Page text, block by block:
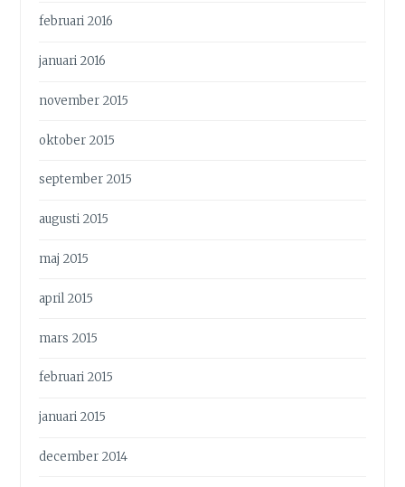
februari 2016
januari 2016
november 2015
oktober 2015
september 2015
augusti 2015
maj 2015
april 2015
mars 2015
februari 2015
januari 2015
december 2014